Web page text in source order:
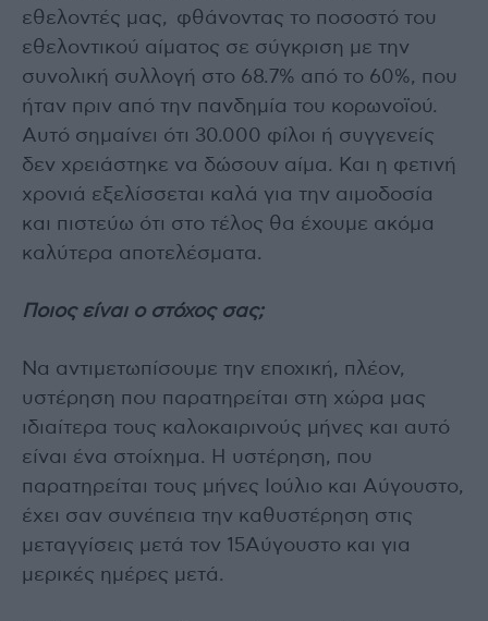
εθελοντές μας, φθάνοντας το ποσοστό του
εθελοντικού αίματος σε σύγκριση με την
συνολική συλλογή στο 68.7% από το 60%, που
ήταν πριν από την πανδημία του κορωνοϊού.
Αυτό σημαίνει ότι 30.000 φίλοι ή συγγενείς
δεν χρειάστηκε να δώσουν αίμα. Και η φετινή
χρονιά εξελίσσεται καλά για την αιμοδοσία
και πιστεύω ότι στο τέλος θα έχουμε ακόμα
καλύτερα αποτελέσματα.
Ποιος είναι ο στόχος σας;
Να αντιμετωπίσουμε την εποχική, πλέον,
υστέρηση που παρατηρείται στη χώρα μας
ιδιαίτερα τους καλοκαιρινούς μήνες και αυτό
είναι ένα στοίχημα. Η υστέρηση, που
παρατηρείται τους μήνες Ιούλιο και Αύγουστο,
έχει σαν συνέπεια την καθυστέρηση στις
μεταγγίσεις μετά τον 15Αύγουστο και για
μερικές ημέρες μετά.